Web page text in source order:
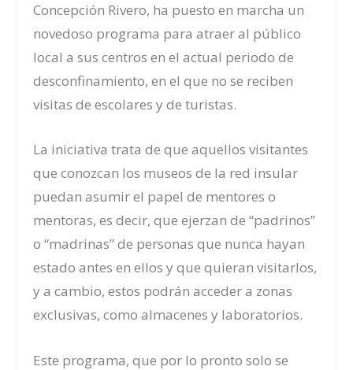
Concepción Rivero, ha puesto en marcha un
novedoso programa para atraer al público
local a sus centros en el actual periodo de
desconfinamiento, en el que no se reciben
visitas de escolares y de turistas.
La iniciativa trata de que aquellos visitantes
que conozcan los museos de la red insular
puedan asumir el papel de mentores o
mentoras, es decir, que ejerzan de “padrinos”
o “madrinas” de personas que nunca hayan
estado antes en ellos y que quieran visitarlos,
y a cambio, estos podrán acceder a zonas
exclusivas, como almacenes y laboratorios.
Este programa, que por lo pronto solo se